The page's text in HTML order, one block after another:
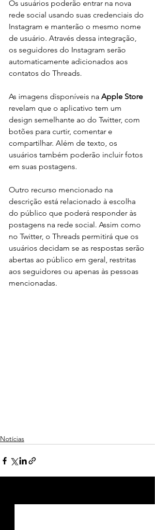
Os usuários poderão entrar na nova
rede social usando suas credenciais do
Instagram e manterão o mesmo nome
de usuário. Através dessa integração,
os seguidores do Instagram serão
automaticamente adicionados aos
contatos do Threads.
As imagens disponíveis na Apple Store
revelam que o aplicativo tem um
design semelhante ao do Twitter, com
botões para curtir, comentar e
compartilhar. Além de texto, os
usuários também poderão incluir fotos
em suas postagens.
Outro recurso mencionado na
descrição está relacionado à escolha
do público que poderá responder às
postagens na rede social. Assim como
no Twitter, o Threads permitirá que os
usuários decidam se as respostas serão
abertas ao público em geral, restritas
aos seguidores ou apenas às pessoas
mencionadas.
Notícias